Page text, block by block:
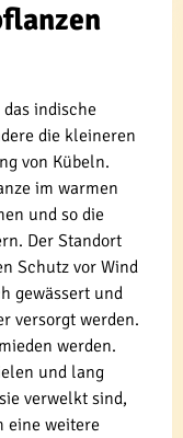
indische
die kleineren
von Kübeln.
im warmen
und so die
Der Standort
Schutz vor Wind
gewässert und
versorgt werden.
werden.
und lang
verwelkt sind,
eine weitere